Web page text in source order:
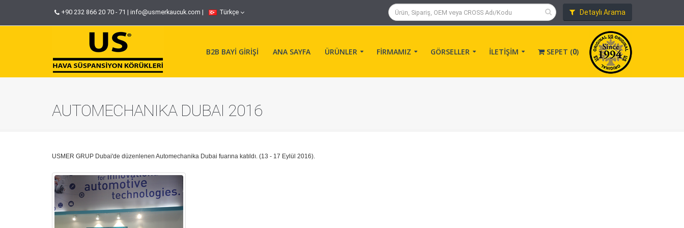
+90 232 866 20 70 - 71 | info@usmerkaucuk.com | Türkçe Detaylı Arama
B2B BAYİ GİRİŞİ ANA SAYFA ÜRÜNLER FİRMAMIZ GÖRSELLER İLETİŞİM SEPET (0)
AUTOMECHANIKA DUBAI 2016
USMER GRUP Dubai'de düzenlenen Automechanika Dubai fuarına katıldı. (13 - 17 Eylül 2016).